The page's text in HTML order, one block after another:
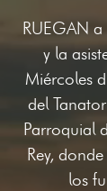
RUEGAN
y la
Miércoles
del
Parroquial
Rey,
los